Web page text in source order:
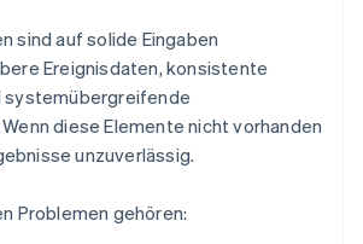
sind auf solide Eingaben
Ereignisdaten, konsistente
diese Elemente nicht vorhanden
unzuverlässig.
Problemen gehören: